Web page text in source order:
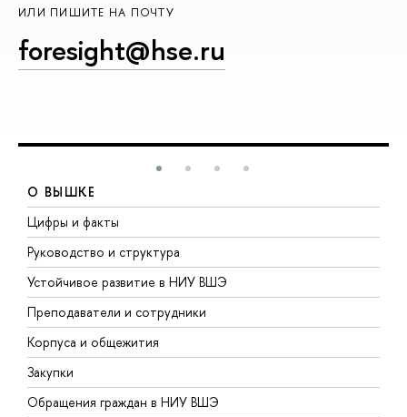
ИЛИ ПИШИТЕ НА ПОЧТУ
foresight@hse.ru
О ВЫШКЕ
Цифры и факты
Руководство и структура
Устойчивое развитие в НИУ ВШЭ
Преподаватели и сотрудники
Корпуса и общежития
Закупки
Обращения граждан в НИУ ВШЭ